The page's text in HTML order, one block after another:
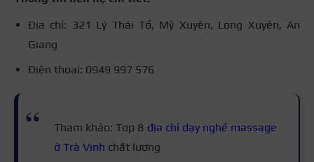
Địa chỉ: 321 Lý Thái Tổ, Mỹ Xuyên, Long Xuyên, An
Giang
Điện thoại: 0949 997 576
Tham khảo: Top 8 địa chỉ dạy nghề massage
ở Trà Vinh chất lượng